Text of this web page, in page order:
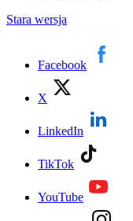
Stara wersja
Facebook
X
LinkedIn
TikTok
YouTube